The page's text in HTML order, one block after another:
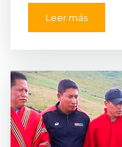
Leer más